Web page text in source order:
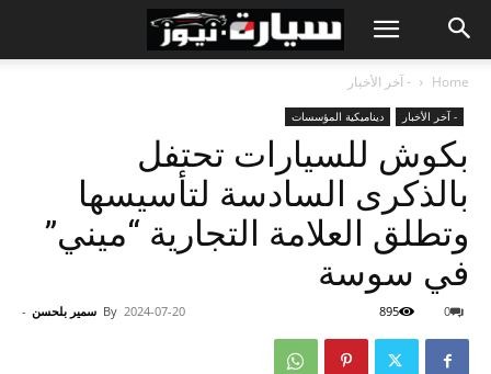
Home - آخر الأخبار
- آخر الأخبار ديناميكية المؤسسات
بكوش للسيارات تحتفل
بالذكرى السادسة لتأسيسها
وتطلق العلامة التجارية “ميني”
في سوسة
By سمير بلحسن - 2024-07-20 0
895